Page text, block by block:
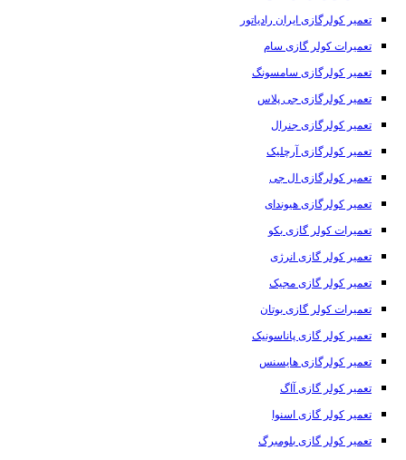
تعمیر کولرگازی ایران رادیاتور
تعمیرات کولر گازی سام
تعمیر کولرگازی سامسونگ
تعمیر کولرگازی جی پلاس
تعمیر کولرگازی جنرال
تعمیر کولرگازی آرچلیک
تعمیر کولرگازی ال جی
تعمیر کولرگازی هیوندای
تعمیرات کولر گازی بکو
تعمیر کولر گازی انرژی
تعمیر کولر گازی مجیک
تعمیرات کولر گازی بوتان
تعمیر کولر گازی پاناسونیک
تعمیر کولرگازی هایسنس
تعمیر کولر گازی آاگ
تعمیر کولر گازی اسنوا
تعمیر کولر گازی بلومبرگ